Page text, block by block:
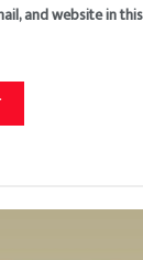
and website in